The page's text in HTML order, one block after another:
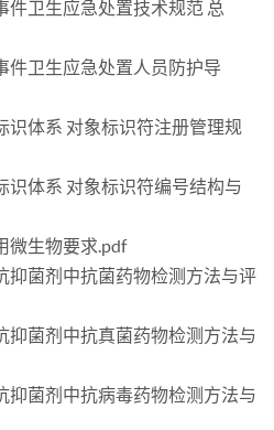
件卫生应急处置技术规范 总
件卫生应急处置人员防护导
识体系 对象标识符注册管理规
识体系 对象标识符编号结构与
微生物要求.pdf
抑菌剂中抗菌药物检测方法与评
抑菌剂中抗真菌药物检测方法与
抑菌剂中抗病毒药物检测方法与